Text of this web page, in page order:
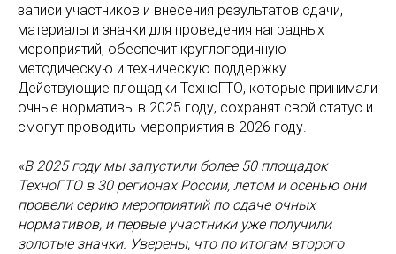
записи участников и внесения результатов сдачи,
материалы и значки для проведения наградных
мероприятий, обеспечит круглогодичную
методическую и техническую поддержку.
Действующие площадки ТехноГТО, которые принимали
очные нормативы в 2025 году, сохранят свой статус и
смогут проводить мероприятия в 2026 году.
«В 2025 году мы запустили более 50 площадок
ТехноГТО в 30 регионах России, летом и осенью они
провели серию мероприятий по сдаче очных
нормативов, и первые участники уже получили
золотые значки. Уверены, что по итогам второго